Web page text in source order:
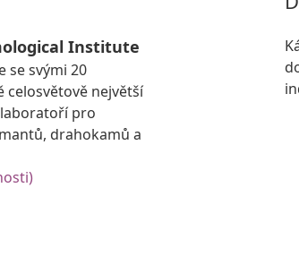
Institute
se svými 20
celosvětově největší
pro
drahokamů a